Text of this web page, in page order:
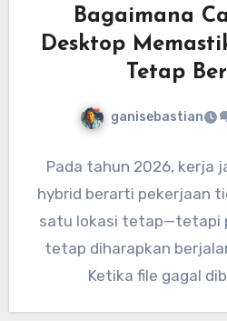
Bagaimana
Desktop
Tetap
ganisebastian
Pada tahun 2026, kerja
hybrid berarti pekerjaan
satu lokasi tetap—tetapi
tetap diharapkan
Ketika file gagal